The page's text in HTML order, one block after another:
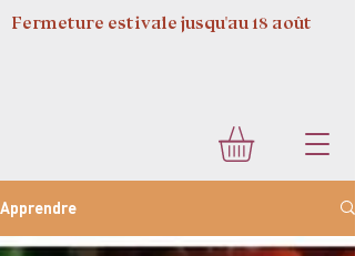
Fermeture estivale jusqu'au 18 août
Apprendre